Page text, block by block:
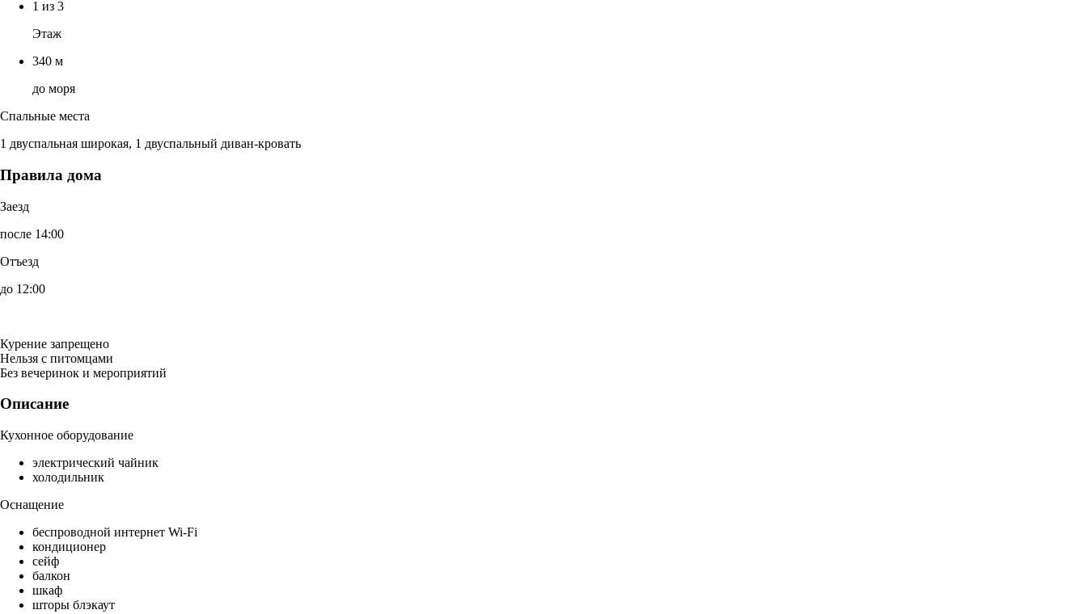
1 из 3
Этаж
340 м
до моря
Спальные места
1 двуспальная широкая, 1 двуспальный диван-кровать
Правила дома
Заезд
после 14:00
Отъезд
до 12:00
Курение запрещено
Нельзя с питомцами
Без вечеринок и мероприятий
Описание
Кухонное оборудование
электрический чайник
холодильник
Оснащение
беспроводной интернет Wi-Fi
кондиционер
сейф
балкон
шкаф
шторы блэкаут